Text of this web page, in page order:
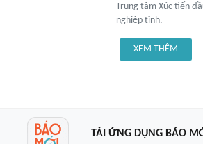
Trung tâm Xúc tiến
nghiệp tỉnh.
XEM THÊM
TẢI ỨNG DỤNG BÁO